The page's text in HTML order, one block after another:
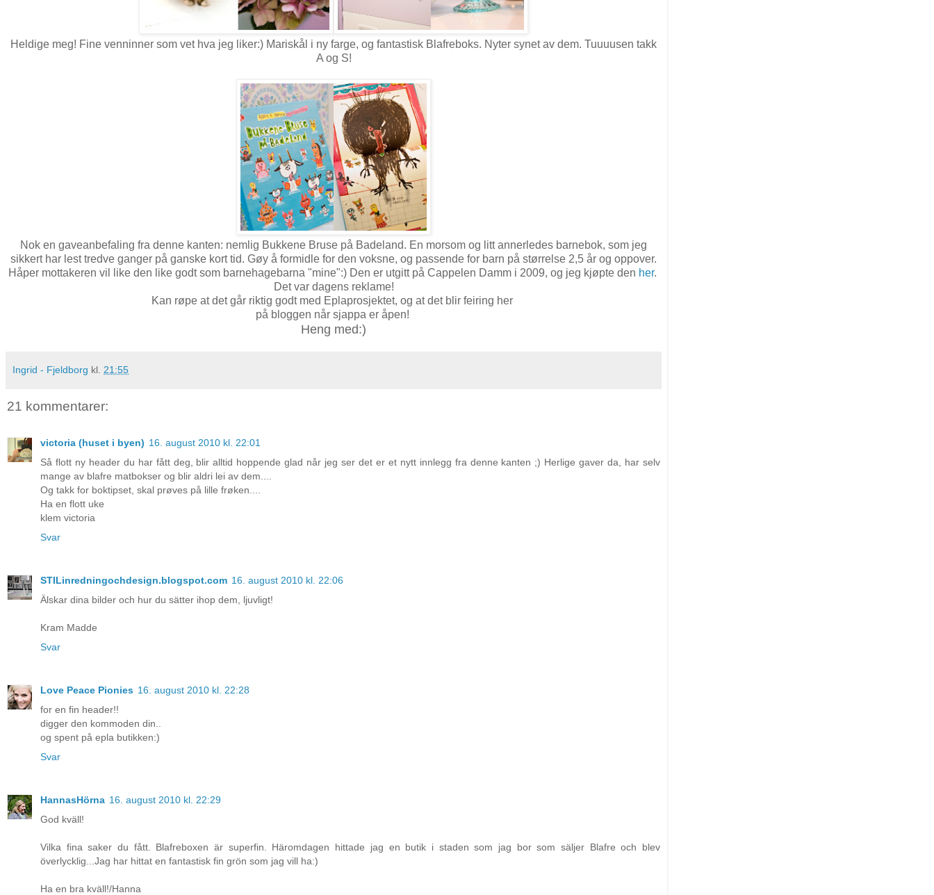
Heldige meg! Fine venninner som vet hva jeg liker:) Mariskål i ny farge, og fantastisk Blafreboks. Nyter synet av dem. Tuuuusen takk
A og S!
Nok en gaveanbefaling fra denne kanten: nemlig Bukkene Bruse på Badeland. En morsom og litt annerledes barnebok, som jeg
sikkert har lest tredve ganger på ganske kort tid. Gøy å formidle for den voksne, og passende for barn på størrelse 2,5 år og oppover.
Håper mottakeren vil like den like godt som barnehagebarna "mine":) Den er utgitt på Cappelen Damm i 2009, og jeg kjøpte den her.
Det var dagens reklame!
Kan røpe at det går riktig godt med Eplaprosjektet, og at det blir feiring her
på bloggen når sjappa er åpen!
Heng med:)
Ingrid - Fjeldborg kl. 21:55
21 kommentarer:
victoria (huset i byen) 16. august 2010 kl. 22:01
Så flott ny header du har fått deg, blir alltid hoppende glad når jeg ser det er et nytt innlegg fra denne kanten ;) Herlige gaver da, har selv
mange av blafre matbokser og blir aldri lei av dem....
Og takk for boktipset, skal prøves på lille frøken....
Ha en flott uke
klem victoria
Svar
STILinredningochdesign.blogspot.com 16. august 2010 kl. 22:06
Älskar dina bilder och hur du sätter ihop dem, ljuvligt!
Kram Madde
Svar
Love Peace Pionies 16. august 2010 kl. 22:28
for en fin header!!
digger den kommoden din..
og spent på epla butikken:)
Svar
HannasHörna 16. august 2010 kl. 22:29
God kväll!
Vilka fina saker du fått. Blafreboxen är superfin. Häromdagen hittade jag en butik i staden som jag bor som säljer Blafre och blev
överlycklig...Jag har hittat en fantastisk fin grön som jag vill ha:)
Ha en bra kväll!/Hanna